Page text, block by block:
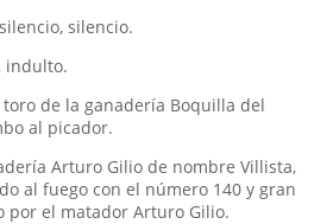
silencio.
indulto.
de la ganadería Boquilla del
al picador.
Arturo Gilio de nombre Villista,
al fuego con el número 140 y gran
por el matador Arturo Gilio.